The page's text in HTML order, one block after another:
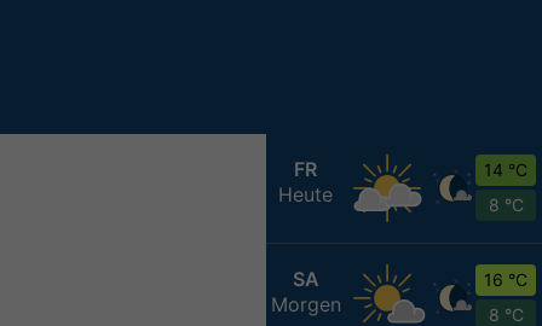
FR
Heute
14 °C
8 °C
SA
Morgen
16 °C
8 °C